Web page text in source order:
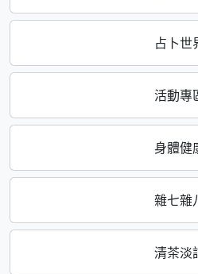
占卜世
活動專
身體健
雜七雜
清茶淡